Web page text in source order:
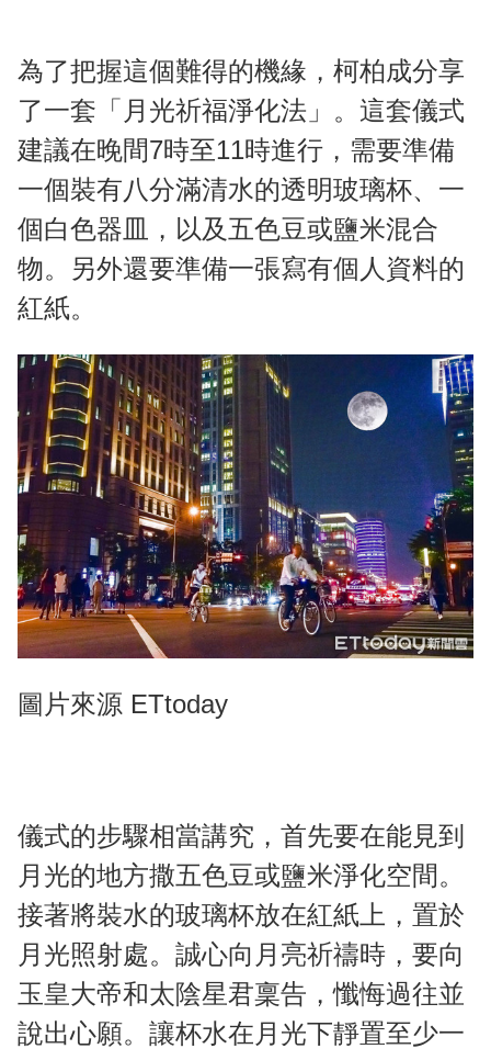
為了把握這個難得的機緣，柯柏成分享
了一套「月光祈福淨化法」。這套儀式
建議在晚間7時至11時進行，需要準備
一個裝有八分滿清水的透明玻璃杯、一
個白色器皿，以及五色豆或鹽米混合
物。另外還要準備一張寫有個人資料的
紅紙。
圖片來源 ETtoday
儀式的步驟相當講究，首先要在能見到
月光的地方撒五色豆或鹽米淨化空間。
接著將裝水的玻璃杯放在紅紙上，置於
月光照射處。誠心向月亮祈禱時，要向
玉皇大帝和太陰星君稟告，懺悔過往並
說出心願。讓杯水在月光下靜置至少一